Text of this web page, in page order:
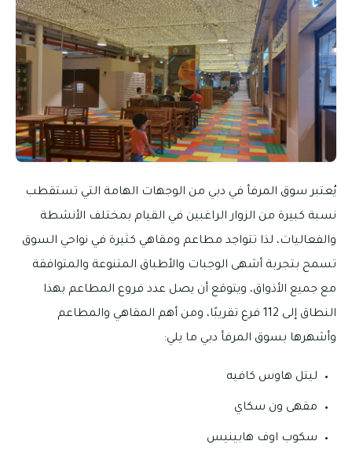
يُعتبر سوق المرفأ في دبي من الوجهات الهامة التي تستقطب
نسبة كبيرة من الزوار الراغبين في القيام بمختلف الأنشطة
والفعاليات، لذا تتواجد مطاعم ومقاهي كثيرة في نواحي السوق
تسمح بتجربة أشهى الوجبات والأطباق المتنوعة والمتوافقة
مع جميع الأذواق، ويتوقع أن يصل عدد فروع المطاعم بهذا
النطاق إلى 112 فرع تقريبًا، ومن أهم المقاهي والمطاعم
وأشهرها بسوق المرفأ دبي ما يلي:
ليتل هاوس كافيه
مقهى ون سكاي
سكوب اوف هابينيس